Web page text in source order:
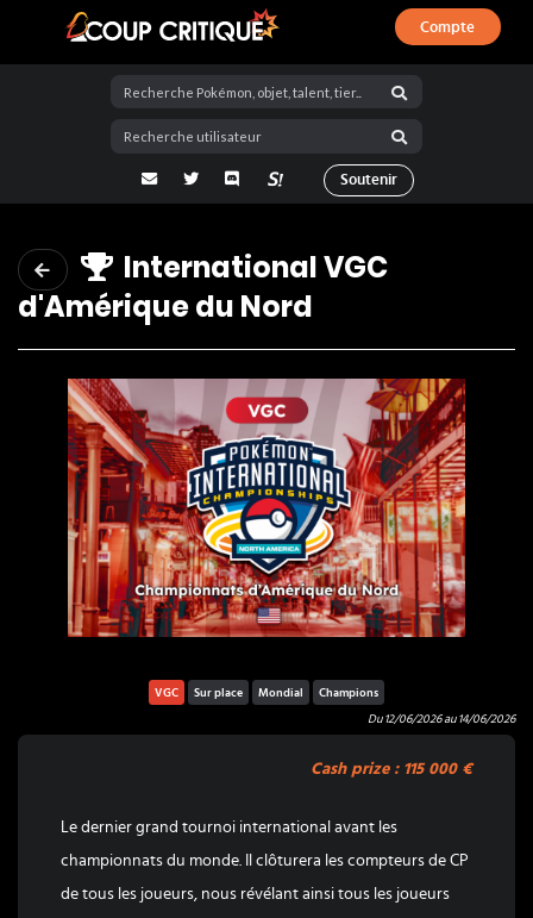
Coup Critique
Compte
adresse email
Twitter Discord La Salty Room sur Pokémon
Soutenir
International VGC
d'Amérique du Nord
VGC Sur place Mondial Champions
Du 12/06/2026au 14/06/2026
Cash prize : 115 000 €
Le dernier grand tournoi international avant les
championnats du monde. Il clôturera les compteurs de CP
de tous les joueurs, nous révélant ainsi tous les joueurs